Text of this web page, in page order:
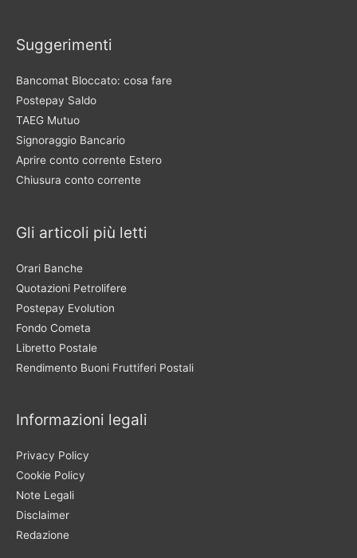
Suggerimenti
Bancomat Bloccato: cosa fare
Postepay Saldo
TAEG Mutuo
Signoraggio Bancario
Aprire conto corrente Estero
Chiusura conto corrente
Gli articoli più letti
Orari Banche
Quotazioni Petrolifere
Postepay Evolution
Fondo Cometa
Libretto Postale
Rendimento Buoni Fruttiferi Postali
Informazioni legali
Privacy Policy
Cookie Policy
Note Legali
Disclaimer
Redazione